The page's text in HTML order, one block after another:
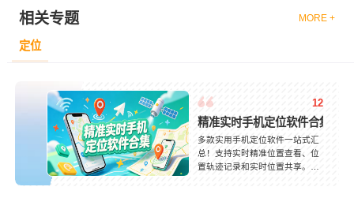
相关专题 MORE +
定位
12
精准实时手机定位软件合集
多款实用手机定位软件一站式汇
总！支持实时精准位置查看、位
置轨迹记录和实时位置共享。适